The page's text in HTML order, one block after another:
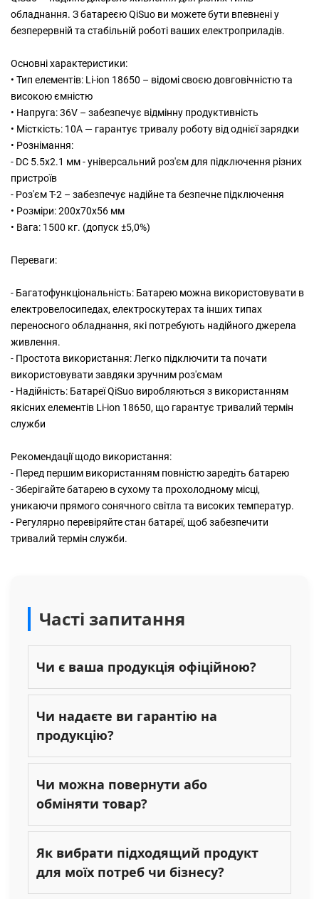
обладнання. З батареєю QiSuo ви можете бути впевнені у
безперервній та стабільній роботі ваших електроприладів.
Основні характеристики:
• Тип елементів: Li-ion 18650 – відомі своєю довговічністю та
високою ємністю
• Напруга: 36V – забезпечує відмінну продуктивність
• Місткість: 10A — гарантує тривалу роботу від однієї зарядки
• Рознімання:
- DC 5.5x2.1 мм - універсальний роз'єм для підключення різних
пристроїв
- Роз'єм T-2 – забезпечує надійне та безпечне підключення
• Розміри: 200х70х56 мм
• Вага: 1500 кг. (допуск ±5,0%)
Переваги:
- Багатофункціональність: Батарею можна використовувати в
електровелосипедах, електроскутерах та інших типах
переносного обладнання, які потребують надійного джерела
живлення.
- Простота використання: Легко підключити та почати
використовувати завдяки зручним роз'ємам
- Надійність: Батареї QiSuo виробляються з використанням
якісних елементів Li-ion 18650, що гарантує тривалий термін
служби
Рекомендації щодо використання:
- Перед першим використанням повністю заредіть батарею
- Зберігайте батарею в сухому та прохолодному місці,
уникаючи прямого сонячного світла та високих температур.
- Регулярно перевіряйте стан батареї, щоб забезпечити
тривалий термін служби.
Часті запитання
Чи є ваша продукція офіційною?
Чи надаєте ви гарантію на
продукцію?
Чи можна повернути або
обміняти товар?
Як вибрати підходящий продукт
для моїх потреб чи бізнесу?